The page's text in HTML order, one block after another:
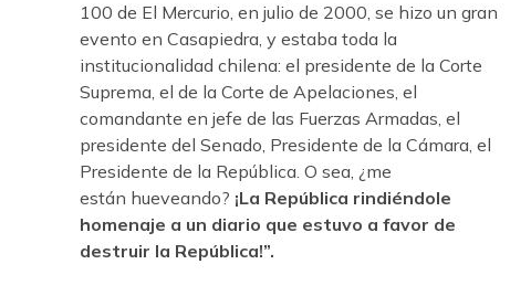
100 de El Mercurio, en julio de 2000, se hizo un gran
evento en Casapiedra, y estaba toda la
institucionalidad chilena: el presidente de la Corte
Suprema, el de la Corte de Apelaciones, el
comandante en jefe de las Fuerzas Armadas, el
presidente del Senado, Presidente de la Cámara, el
Presidente de la República. O sea, ¿me
están hueveando? ¡La República rindiéndole
homenaje a un diario que estuvo a favor de
destruir la República!”.